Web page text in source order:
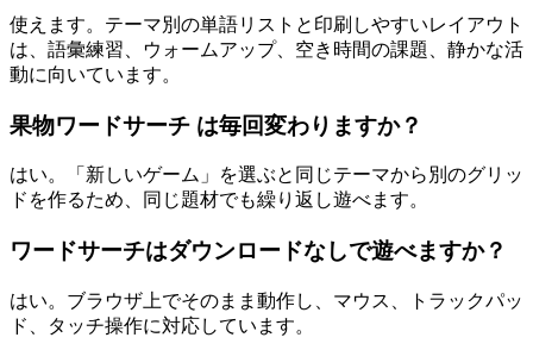
使えます。テーマ別の単語リストと印刷しやすいレイアウト
は、語彙練習、ウォームアップ、空き時間の課題、静かな活
動に向いています。
果物ワードサーチ は毎回変わりますか？
はい。「新しいゲーム」を選ぶと同じテーマから別のグリッ
ドを作るため、同じ題材でも繰り返し遊べます。
ワードサーチはダウンロードなしで遊べますか？
はい。ブラウザ上でそのまま動作し、マウス、トラックパッ
ド、タッチ操作に対応しています。